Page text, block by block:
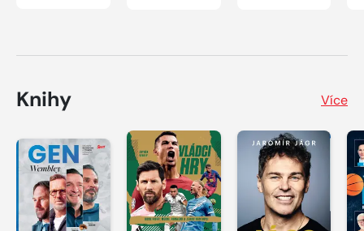
Knihy Více